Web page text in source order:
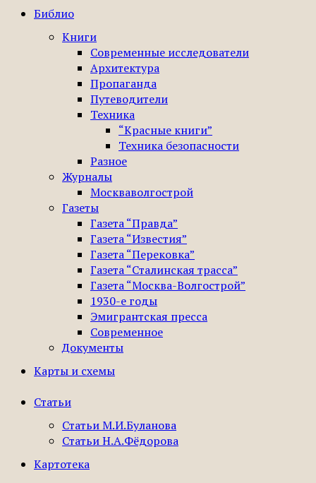
Библио
Книги
Современные исследователи
Архитектура
Пропаганда
Путеводители
Техника
“Красные книги”
Техника безопасности
Разное
Журналы
Москваволгострой
Газеты
Газета “Правда”
Газета “Известия”
Газета “Перековка”
Газета “Сталинская трасса”
Газета “Москва-Волгострой”
1930-е годы
Эмигрантская пресса
Современное
Документы
Карты и схемы
Статьи
Статьи М.И.Буланова
Статьи Н.А.Фёдорова
Картотека